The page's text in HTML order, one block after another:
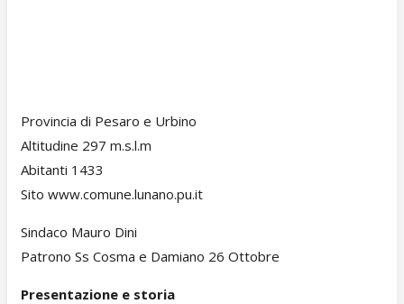
Provincia di Pesaro e Urbino
Altitudine 297 m.s.l.m
Abitanti 1433
Sito www.comune.lunano.pu.it
Sindaco Mauro Dini
Patrono Ss Cosma e Damiano 26 Ottobre
Presentazione e storia